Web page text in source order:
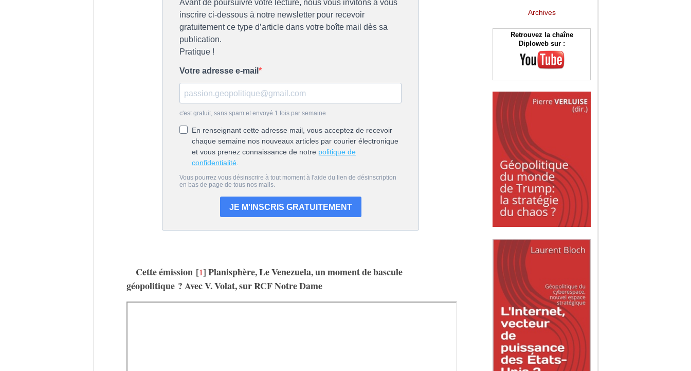
Cette émission[1]Planisphère, Le Venezuela, un moment de bascule
géopolitique ? Avec V. Volat, sur RCF Notre Dame
Archives
Retrouvez la chaîne
Diploweb sur :